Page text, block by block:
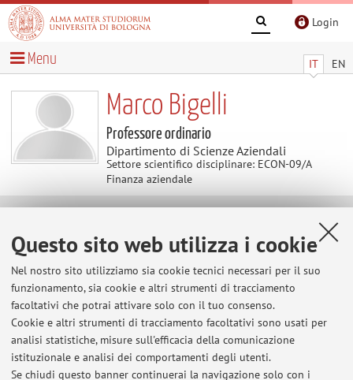
Questo sito web utilizza i cookie
Nel nostro sito utilizziamo sia cookie tecnici necessari per il suo
funzionamento, sia cookie e altri strumenti di tracciamento
facoltativi che potrai attivare solo con il tuo consenso.
Cookie e altri strumenti di tracciamento facoltativi sono usati per
analisi statistiche, misure sull'efficacia della comunicazione
istituzionale e analisi dei comportamenti degli utenti.
Se chiudi questo banner continuerai la navigazione solo con i
Login
IT EN
Menu
Marco Bigelli
Professore ordinario
Dipartimento di Scienze Aziendali
Settore scientifico disciplinare: ECON-09/A
Finanza aziendale
Avvisi
Al momento non sono presenti avvisi.
Area riservata
Accedi tramite login per gestire tutti i contenuti del sito.